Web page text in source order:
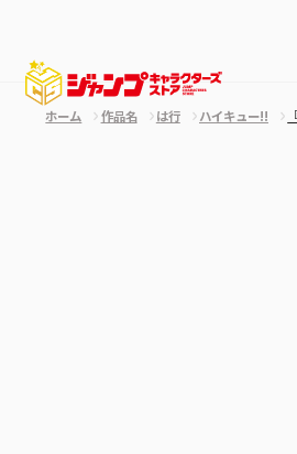
ホーム 作品名 は行 ハイキュー!!